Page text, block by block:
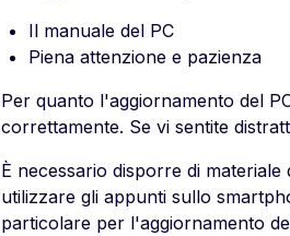
Il manuale del PC
Piena attenzione e pazienza
Per quanto l'aggiornamento del
correttamente. Se vi sentite
È necessario disporre di
utilizzare gli appunti sullo
particolare per l'aggiornamento